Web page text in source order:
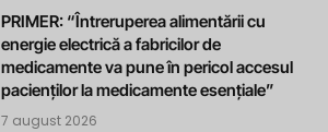
PRIMER: “Întreruperea alimentării cu
energie electrică a fabricilor de
medicamente va pune în pericol accesul
pacienților la medicamente esențiale”
7 august 2026